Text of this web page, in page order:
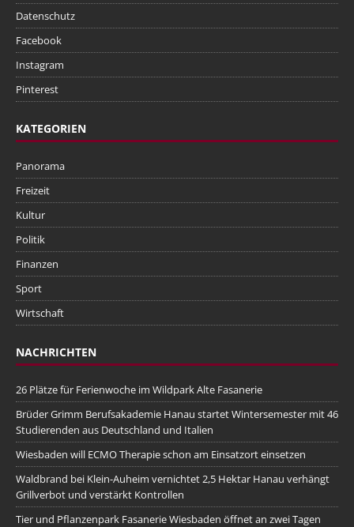
Datenschutz
Facebook
Instagram
Pinterest
KATEGORIEN
Panorama
Freizeit
Kultur
Politik
Finanzen
Sport
Wirtschaft
NACHRICHTEN
26 Plätze für Ferienwoche im Wildpark Alte Fasanerie
Brüder Grimm Berufsakademie Hanau startet Wintersemester mit 46
Studierenden aus Deutschland und Italien
Wiesbaden will ECMO Therapie schon am Einsatzort einsetzen
Waldbrand bei Klein-Auheim vernichtet 2,5 Hektar Hanau verhängt
Grillverbot und verstärkt Kontrollen
Tier und Pflanzenpark Fasanerie Wiesbaden öffnet an zwei Tagen